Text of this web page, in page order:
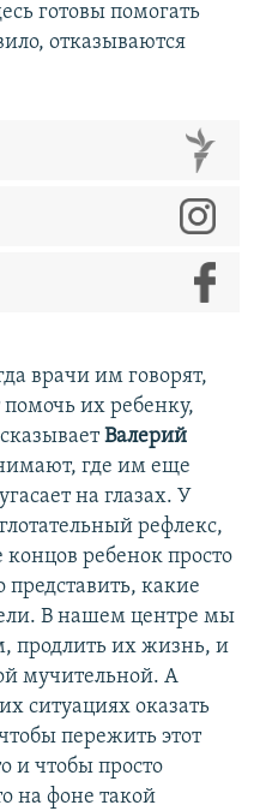
готовы помогать
отказываются
врачи им говорят,
их ребенку,
Валерий
где им еще
на глазах. У
рефлекс,
ребенок просто
какие
В нашем центре мы
продлить их жизнь, и
мучительной. А
ситуациях оказать
пережить этот
и чтобы просто
на фоне такой